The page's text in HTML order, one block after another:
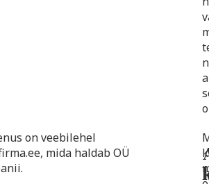
on veebilehel
mida haldab OÜ